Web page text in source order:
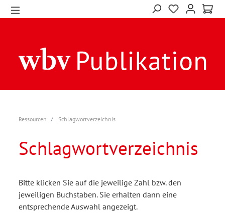
Ressourcen Schlagwortverzeichnis
Schlagwortverzeichnis
Bitte klicken Sie auf die jeweilige Zahl bzw. den
jeweiligen Buchstaben. Sie erhalten dann eine
entsprechende Auswahl angezeigt.